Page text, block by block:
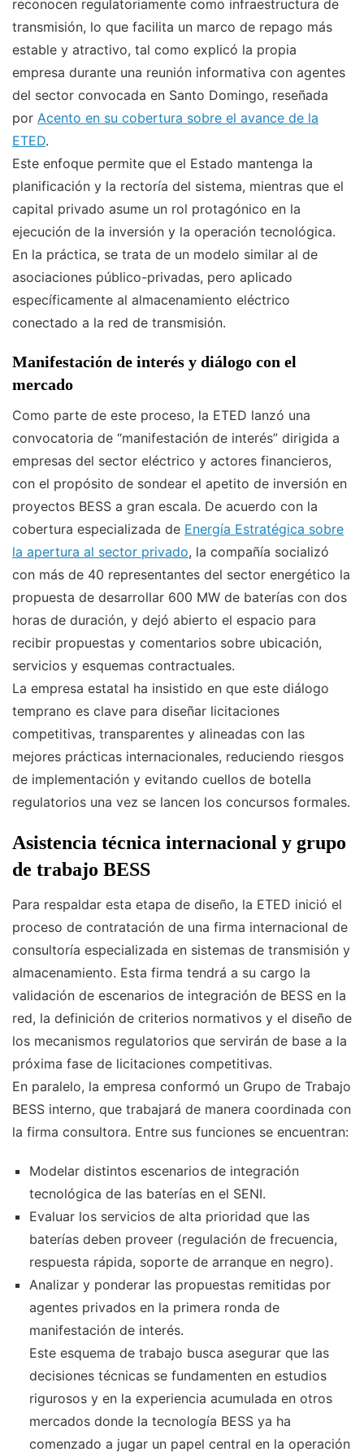
reconocen regulatoriamente como infraestructura de
transmisión, lo que facilita un marco de repago más
estable y atractivo, tal como explicó la propia
empresa durante una reunión informativa con agentes
del sector convocada en Santo Domingo, reseñada
por Acento en su cobertura sobre el avance de la
ETED.
Este enfoque permite que el Estado mantenga la
planificación y la rectoría del sistema, mientras que el
capital privado asume un rol protagónico en la
ejecución de la inversión y la operación tecnológica.
En la práctica, se trata de un modelo similar al de
asociaciones público-privadas, pero aplicado
específicamente al almacenamiento eléctrico
conectado a la red de transmisión.
Manifestación de interés y diálogo con el
mercado
Como parte de este proceso, la ETED lanzó una
convocatoria de “manifestación de interés” dirigida a
empresas del sector eléctrico y actores financieros,
con el propósito de sondear el apetito de inversión en
proyectos BESS a gran escala. De acuerdo con la
cobertura especializada de Energía Estratégica sobre
la apertura al sector privado, la compañía socializó
con más de 40 representantes del sector energético la
propuesta de desarrollar 600 MW de baterías con dos
horas de duración, y dejó abierto el espacio para
recibir propuestas y comentarios sobre ubicación,
servicios y esquemas contractuales.
La empresa estatal ha insistido en que este diálogo
temprano es clave para diseñar licitaciones
competitivas, transparentes y alineadas con las
mejores prácticas internacionales, reduciendo riesgos
de implementación y evitando cuellos de botella
regulatorios una vez se lancen los concursos formales.
Asistencia técnica internacional y grupo
de trabajo BESS
Para respaldar esta etapa de diseño, la ETED inició el
proceso de contratación de una firma internacional de
consultoría especializada en sistemas de transmisión y
almacenamiento. Esta firma tendrá a su cargo la
validación de escenarios de integración de BESS en la
red, la definición de criterios normativos y el diseño de
los mecanismos regulatorios que servirán de base a la
próxima fase de licitaciones competitivas.
En paralelo, la empresa conformó un Grupo de Trabajo
BESS interno, que trabajará de manera coordinada con
la firma consultora. Entre sus funciones se encuentran:
Modelar distintos escenarios de integración
tecnológica de las baterías en el SENI.
Evaluar los servicios de alta prioridad que las
baterías deben proveer (regulación de frecuencia,
respuesta rápida, soporte de arranque en negro).
Analizar y ponderar las propuestas remitidas por
agentes privados en la primera ronda de
manifestación de interés.
Este esquema de trabajo busca asegurar que las
decisiones técnicas se fundamenten en estudios
rigurosos y en la experiencia acumulada en otros
mercados donde la tecnología BESS ya ha
comenzado a jugar un papel central en la operación